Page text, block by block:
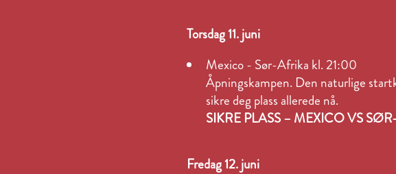
Torsdag 11. juni
Mexico - Sør-Afrika kl. 21:00
Åpningskampen. Den naturlige
sikre deg plass allerede nå.
SIKRE PLASS – MEXICO VS
Fredag 12. juni